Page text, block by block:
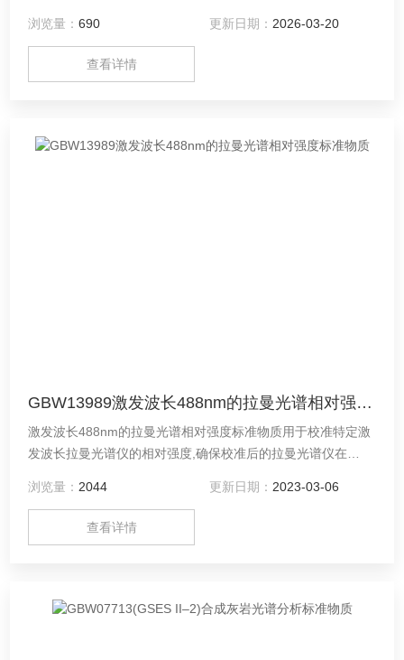
浏览量：690 更新日期： 2026-03-20
查看详情
GBW13989激发波长488nm的拉曼光谱相对强度标准物质
激发波长488nm的拉曼光谱相对强度标准物质用于校准特定激
发波长拉曼光谱仪的相对强度,确保校准后的拉曼光谱仪在
拉曼峰强度的可比性和数据库建设提供技术参考，特别为拉曼
光谱仪在碳基纳米材料、生物医药科学等领域的应用提供了技
浏览量： 2044 更新日期： 2023-03-06
查看详情